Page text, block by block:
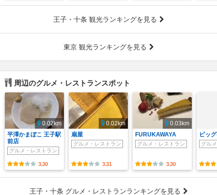
王子・十条 観光ランキングを見る
東京 観光ランキングを見る
周辺のグルメ・レストランスポット
0.02km
平澤かまぼこ 王子駅
前店
グルメ・レストラン
3.30
0.02km
扇屋
グルメ・レストラン
3.31
0.03km
FURUKAWAYA
グルメ・レストラン
3.30
ビッ
グル
王子・十条 グルメ・レストランランキングを見る